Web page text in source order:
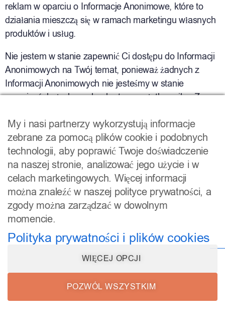
reklam w oparciu o Informacje Anonimowe, które to
działania mieszczą się w ramach marketingu własnych
produktów i usług.
Nie jestem w stanie zapewnić Ci dostępu do Informacji
Anonimowych na Twój temat, ponieważ żadnych z
Informacji Anonimowych nie jesteśmy w stanie
przypisać do żadnego konkretnego użytkownika. Z
do zbioru statystyk i informacji nieprzypisanych do
konkretnych osób.
Możesz natomiast sprzeciwić się przetwarzaniu
Informacji Anonimowych na Twój temat, wyłączając pliki
cookies narzędzi zewnętrznych w ustawieniach plików
cookies wywoływanych poprzez kliknięcie w stosownej
treści link w stopce strony.
Narzędzia dodatkowe – szczegóły
Osadzamy na stronie nagrania wideo z serwisu
YouTube, nagrania audio z serwisu SoundCloud,
korzystamy z wtyczek społecznościowych oraz
My i nasi partnerzy wykorzystują informacje
zebrane za pomocą plików cookie i podobnych
technologii, aby poprawić Twoje doświadczenie
na naszej stronie, analizować jego użycie i w
celach marketingowych. Więcej informacji
można znaleźć w naszej polityce prywatności, a
zgody można zarządzać w dowolnym
momencie.
Polityka prywatności i plików cookies
WIĘCEJ OPCJI
POZWÓL WSZYSTKIM